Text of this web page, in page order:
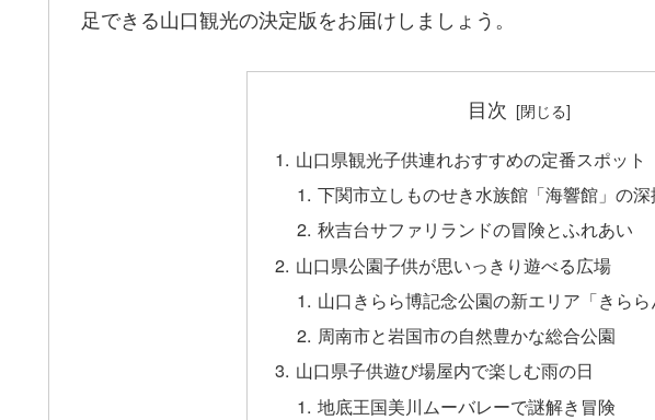
足できる山口観光の決定版をお届けしましょう。
目次
山口県観光子供連れおすすめの定番スポット
下関市立しものせき水族館「海響館」の深
秋吉台サファリランドの冒険とふれあい
山口県公園子供が思いっきり遊べる広場
山口きらら博記念公園の新エリア「きらら
周南市と岩国市の自然豊かな総合公園
山口県子供遊び場屋内で楽しむ雨の日
地底王国美川ムーバレーで謎解き冒険